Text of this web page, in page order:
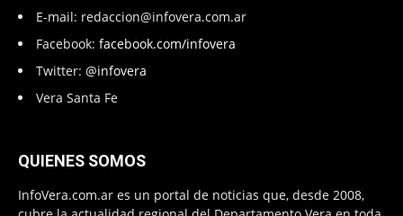
E-mail: redaccion@infovera.com.ar
Facebook: facebook.com/infovera
Twitter: @infovera
Vera Santa Fe
QUIENES SOMOS
InfoVera.com.ar es un portal de noticias que, desde 2008,